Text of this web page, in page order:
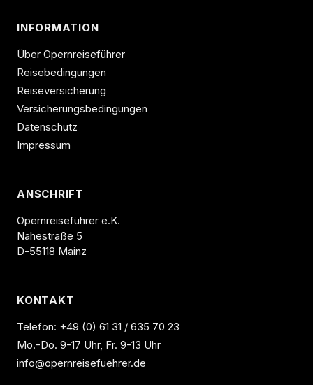
INFORMATION
Über Opernreiseführer
Reisebedingungen
Reiseversicherung
Versicherungsbedingungen
Datenschutz
Impressum
ANSCHRIFT
Opernreiseführer e.K.
Nahestraße 5
D-55118 Mainz
KONTAKT
Telefon: +49 (0) 61 31 / 635 70 23
Mo.-Do. 9-17 Uhr, Fr. 9-13 Uhr
info@opernreisefuehrer.de